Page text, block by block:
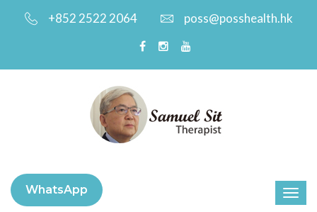
+852 2522 2064 poss@posshealth.hk
WhatsApp